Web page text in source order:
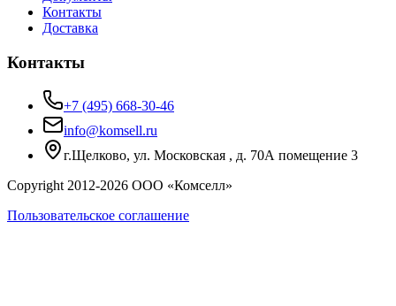
Контакты
Доставка
Контакты
+7 (495) 668-30-46
info@komsell.ru
г.Щелково, ул. Московская , д. 70А помещение 3
Copyright 2012-2026 ООО «Комселл»
Пользовательское соглашение